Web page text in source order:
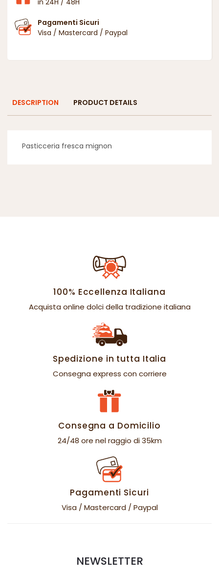
Pagamenti Sicuri
Visa / Mastercard / Paypal
DESCRIPTION PRODUCT DETAILS
Pasticceria fresca mignon
100% Eccellenza Italiana
Acquista online dolci della tradizione italiana
Spedizione in tutta Italia
Consegna express con corriere
Consegna a Domicilio
24/48 ore nel raggio di 35km
Pagamenti Sicuri
Visa / Mastercard / Paypal
NEWSLETTER